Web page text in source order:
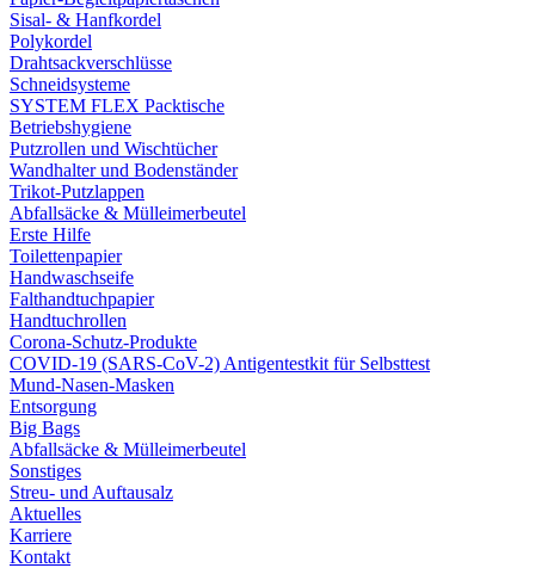
Sisal- & Hanfkordel
Polykordel
Drahtsackverschlüsse
Schneidsysteme
SYSTEM FLEX Packtische
Betriebshygiene
Putzrollen und Wischtücher
Wandhalter und Bodenständer
Trikot-Putzlappen
Abfallsäcke & Mülleimerbeutel
Erste Hilfe
Toilettenpapier
Handwaschseife
Falthandtuchpapier
Handtuchrollen
Corona-Schutz-Produkte
COVID-19 (SARS-CoV-2) Antigentestkit für Selbsttest
Mund-Nasen-Masken
Entsorgung
Big Bags
Abfallsäcke & Mülleimerbeutel
Sonstiges
Streu- und Auftausalz
Aktuelles
Karriere
Kontakt